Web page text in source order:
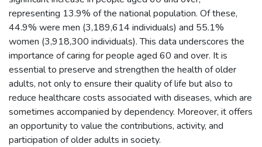
representing 13.9% of the national population. Of these,
44.9% were men (3,189,614 individuals) and 55.1%
women (3,918,300 individuals). This data underscores the
importance of caring for people aged 60 and over. It is
essential to preserve and strengthen the health of older
adults, not only to ensure their quality of life but also to
reduce healthcare costs associated with diseases, which are
sometimes accompanied by dependency. Moreover, it offers
an opportunity to value the contributions, activity, and
participation of older adults in society.